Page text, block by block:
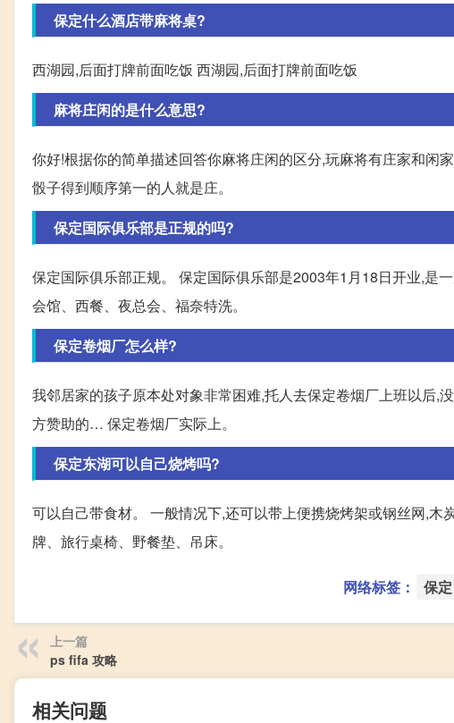
保定什么酒店带麻将桌?
西湖园,后面打牌前面吃饭 西湖园,后面打牌前面吃饭
麻将庄闲的是什么意思?
你好!根据你的简单描述回答你麻将庄闲的区分,玩麻将有庄家和闲
骰子得到顺序第一的人就是庄。
保定国际俱乐部是正规的吗?
保定国际俱乐部正规。 保定国际俱乐部是2003年1月18日开业,是
会馆、西餐、夜总会、福奈特洗。
保定卷烟厂怎么样?
我邻居家的孩子原本处对象非常困难,托人去保定卷烟厂上班以后,
方赞助的… 保定卷烟厂实际上。
保定东湖可以自己烧烤吗?
可以自己带食材。 一般情况下,还可以带上便携烧烤架或钢丝网,
牌、旅行桌椅、野餐垫、吊床。
网络标签： 保定
上一篇
ps fifa 攻略
相关问题